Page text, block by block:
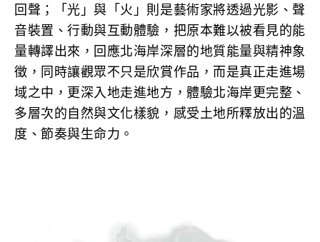
回聲；「光」與「火」則是藝術家將透過光影、聲
音裝置、行動與互動體驗，把原本難以被看見的能
量轉譯出來，回應北海岸深層的地質能量與精神象
徵，同時讓觀眾不只是欣賞作品，而是真正走進場
域之中，更深入地走進地方，體驗北海岸更完整、
多層次的自然與文化樣貌，感受土地所釋放出的溫
度、節奏與生命力。